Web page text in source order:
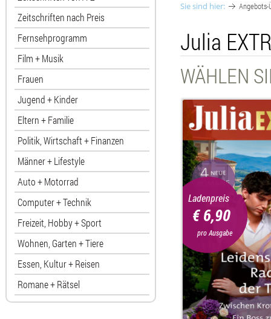
Zeitschriften nach Preis
Fernsehprogramm
Film + Musik
Frauen
Jugend + Kinder
Eltern + Familie
Politik, Wirtschaft + Finanzen
Männer + Lifestyle
Auto + Motorrad
Computer + Technik
Freizeit, Hobby + Sport
Wohnen, Garten + Tiere
Essen, Kultur + Reisen
Romane + Rätsel
Sie sind hier:
Julia
WÄHLEN
Ladenpreis
€ 6,90
pro Ausgabe